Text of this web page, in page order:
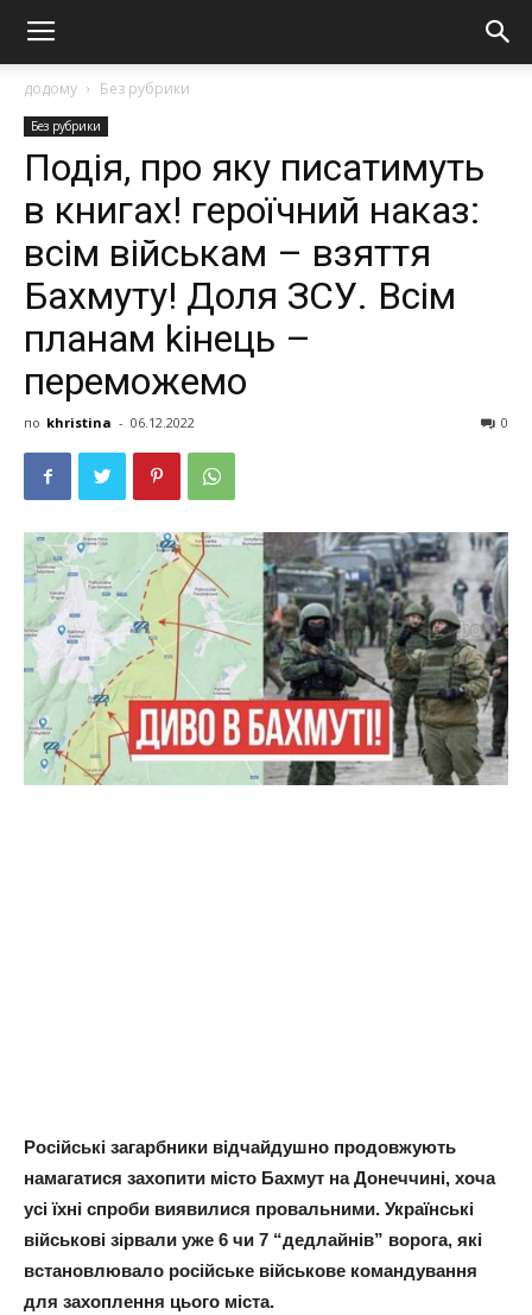
додому Без рубрики
Без рубрики
Подія, про яку писатимуть
в книгах! героїчний наказ:
всім військам – взяття
Бахмуту! Доля ЗСУ. Всім
планам kінець –
переможемо
по khristina - 06.12.2022 0
Російські загарбники відчайдушно продовжують
намагатися захопити місто Бахмут на Донеччині, хоча
усі їхні спроби виявилися провальними. Українські
військові зірвали уже 6 чи 7 “дедлайнів” ворога, які
встановлювало російське військове командування
для захоплення цього міста.